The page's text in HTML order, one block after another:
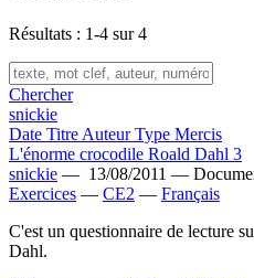
Résultats : 1-4 sur 4
Chercher
snickie
Date Titre AuteurType Mercis
L'énorme crocodile Roald Dahl 3
snickie — 13/08/2011 —
Exercices — CE2 — Français
C'est un questionnaire de lecture
Dahl.